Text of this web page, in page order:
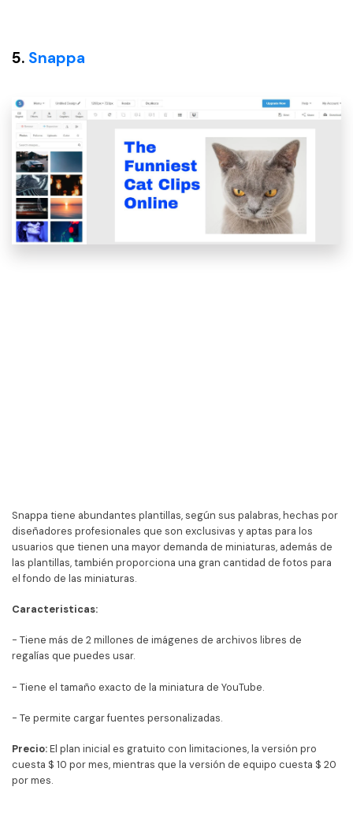
5. Snappa
Snappa tiene abundantes plantillas, según sus palabras, hechas por
diseñadores profesionales que son exclusivas y aptas para los
usuarios que tienen una mayor demanda de miniaturas, además de
las plantillas, también proporciona una gran cantidad de fotos para
el fondo de las miniaturas.
Caracteristicas:
- Tiene más de 2 millones de imágenes de archivos libres de
regalías que puedes usar.
- Tiene el tamaño exacto de la miniatura de YouTube.
- Te permite cargar fuentes personalizadas.
Precio:El plan inicial es gratuito con limitaciones, la versión pro
cuesta $ 10 por mes, mientras que la versión de equipo cuesta $ 20
por mes.